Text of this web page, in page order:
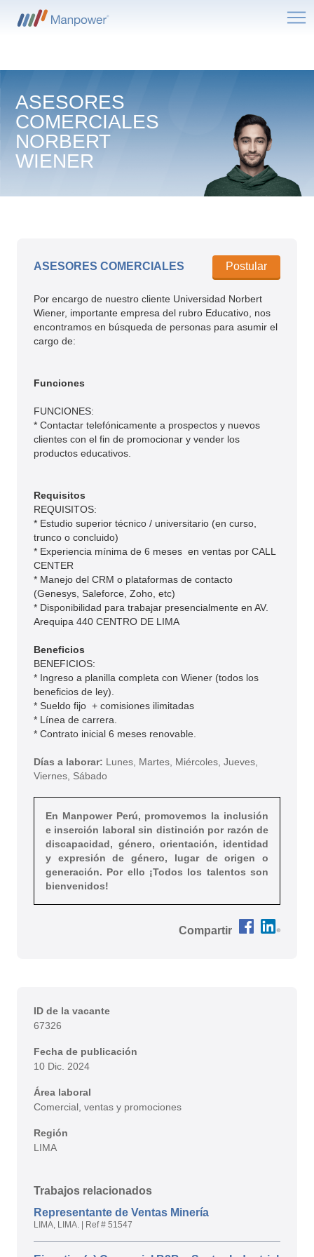
ASESORES
COMERCIALES
NORBERT
WIENER
ID de la vacante
67326
Fecha de publicación
10 Dic. 2024
Área laboral
Comercial, ventas y promociones
Región
LIMA
Trabajos relacionados
Representante de Ventas Minería
LIMA, LIMA. Ref # 51547
ASESORES COMERCIALES Postular
Por encargo de nuestro cliente Universidad Norbert
Wiener, importante empresa del rubro Educativo, nos
encontramos en búsqueda de personas para asumir el
cargo de:
Funciones
FUNCIONES:
* Contactar telefónicamente a prospectos y nuevos
clientes con el fin de promocionar y vender los
productos educativos.
Requisitos
REQUISITOS:
* Estudio superior técnico / universitario (en curso,
trunco o concluido)
* Experiencia mínima de 6 meses en ventas por CALL
CENTER
* Manejo del CRM o plataformas de contacto
(Genesys, Saleforce, Zoho, etc)
* Disponibilidad para trabajar presencialmente en AV.
Arequipa 440 CENTRO DE LIMA
Beneficios
BENEFICIOS:
* Ingreso a planilla completa con Wiener (todos los
beneficios de ley).
* Sueldo fijo + comisiones ilimitadas
* Línea de carrera.
* Contrato inicial 6 meses renovable.
Días a laborar: Lunes, Martes, Miércoles, Jueves,
Viernes, Sábado
En Manpower Perú, promovemos la inclusión
e inserción laboral sin distinción por razón de
discapacidad, género, orientación, identidad
y expresión de género, lugar de origen o
generación. Por ello ¡Todos los talentos son
bienvenidos!
Compartir